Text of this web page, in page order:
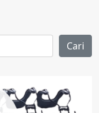
Cari